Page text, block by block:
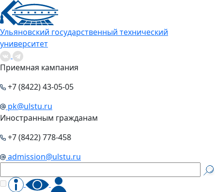
Ульяновский государственный технический
университет
Приемная кампания
+7 (8422) 43-05-05
pk@ulstu.ru
Иностранным гражданам
+7 (8422) 778-458
admission@ulstu.ru